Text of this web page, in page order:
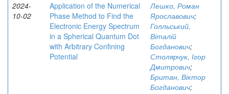
2024-
10-02
Application of the Numerical
Phase Method to Find the
Electronic Energy Spectrum
in a Spherical Quantum Dot
with Arbitrary Confining
Potential
Лешко, Роман
Ярославович;
Голльський,
Віталій
Богданович;
Столярчук, Ігор
Дмитрович;
Британ, Віктор
Богданович;